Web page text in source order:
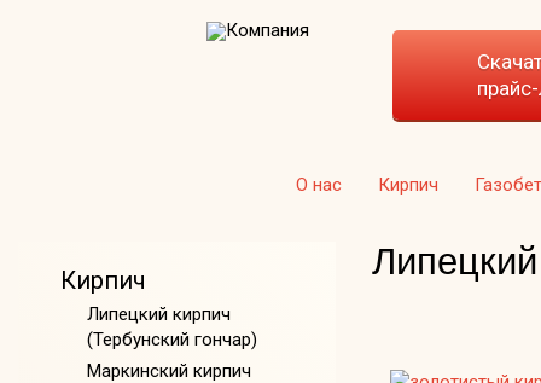
О нас Кирпич
Кирпич
Липецкий кирпич
(Тербунский гончар)
Маркинский кирпич